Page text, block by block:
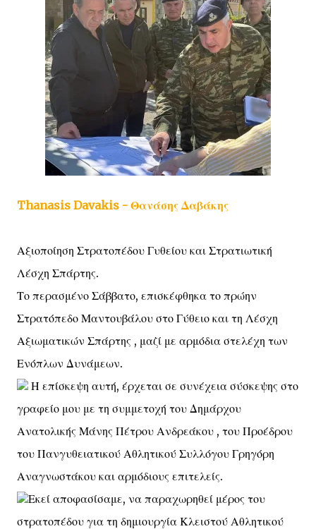
Thanasis Davakis - Θανάσης Δαβάκης
Αξιοποίηση Στρατοπέδου Γυθείου και Στρατιωτική
Λέσχη Σπάρτης.
Το περασμένο Σάββατο, επισκέφθηκα το πρώην
Στρατόπεδο Μαντουβάλου στο Γύθειο και τη Λέσχη
Αξιωματικών Σπάρτης , μαζί με αρμόδια στελέχη των
Ενόπλων Δυνάμεων.
Η επίσκεψη αυτή, έρχεται σε συνέχεια σύσκεψης στο
γραφείο μου με τη συμμετοχή του Δημάρχου
Ανατολικής Μάνης Πέτρου Ανδρεάκου , του Προέδρου
του Πανγυθειατικού Αθλητικού Συλλόγου Γρηγόρη
Αναγνωστάκου και αρμόδιους επιτελείς.
Εκεί αποφασίσαμε, να παραχωρηθεί μέρος του
στρατοπέδου για τη δημιουργία Κλειστού Αθλητικού